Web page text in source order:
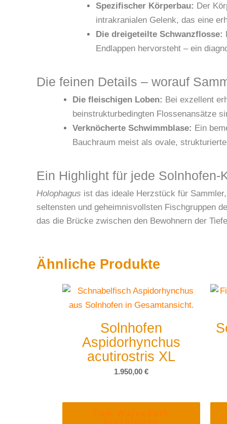
Spezifischer Körperbau: Der
intrakranialen Gelenk, das eine
Die dreigeteilte Schwanzflosse:
Endlappen hervorsteht – ein
Die feinen Details – worauf
Die fleischigen Loben: Bei exzellent
beinstrukturbedingten Flossenansätze
Verknöcherte Schwimmblase: Ein
Bauchraum meist als ovale,
Ein Highlight für jede Solnhofen-
Holophagus ist das ideale Herzstück für
seltensten und geheimnisvollsten Fischgruppen
das die Brücke zwischen den Bewohnern der
Ähnliche Produkte
Solnhofen
Aspidorhynchus
acutirostris XL
1.950,00€